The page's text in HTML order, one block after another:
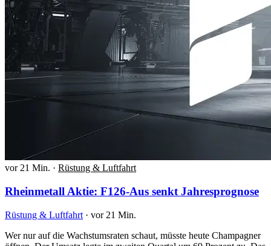
vor 21 Min. · Rüstung & Luftfahrt
Rheinmetall Aktie: F126-Aus senkt Jahresprognose
Rüstung & Luftfahrt · vor 21 Min.
Wer nur auf die Wachstumsraten schaut, müsste heute Champagner